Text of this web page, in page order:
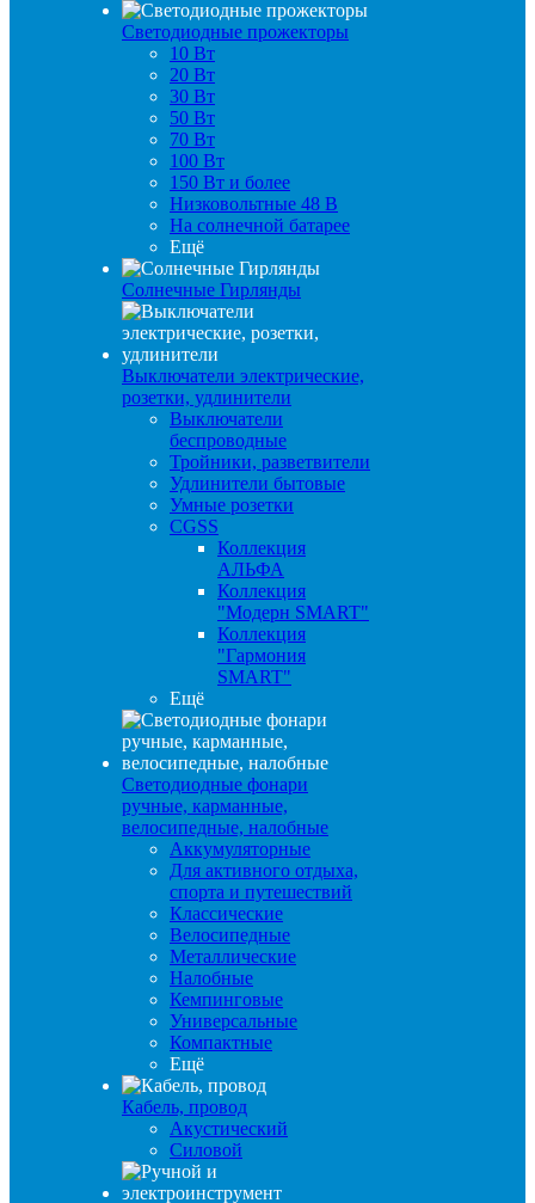
Светодиодные прожекторы
10 Вт
20 Вт
30 Вт
50 Вт
70 Вт
100 Вт
150 Вт и более
Низковольтные 48 В
На солнечной батарее
Ещё
Солнечные Гирлянды
Выключатели электрические,
розетки, удлинители
Выключатели
беспроводные
Тройники, разветвители
Удлинители бытовые
Умные розетки
CGSS
Коллекция
АЛЬФА
Коллекция
"Модерн SMART"
Коллекция
"Гармония
SMART"
Ещё
Светодиодные фонари
ручные, карманные,
велосипедные, налобные
Аккумуляторные
Для активного отдыха,
спорта и путешествий
Классические
Велосипедные
Металлические
Налобные
Кемпинговые
Универсальные
Компактные
Ещё
Кабель, провод
Акустический
Силовой